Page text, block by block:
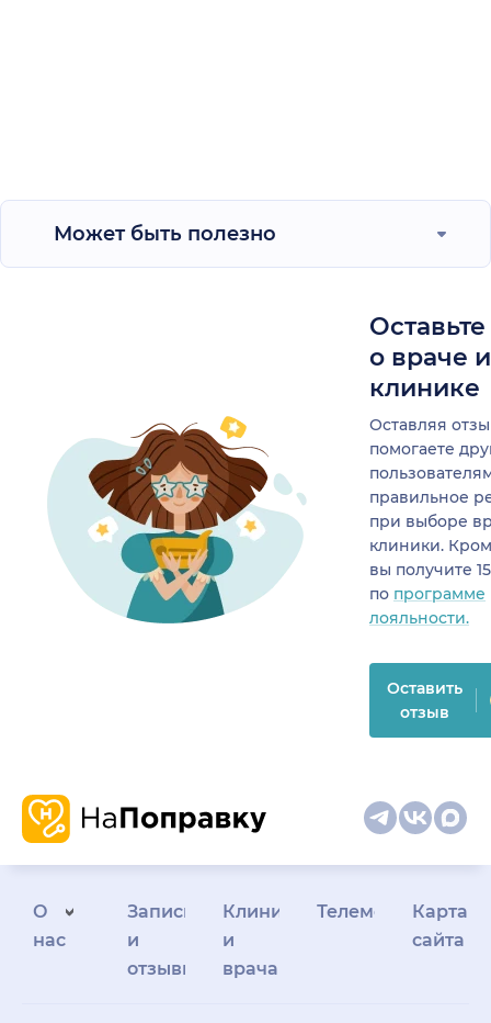
Может быть полезно
о враче
клинике
Оставляя
помогаете
правильное
при выборе
клиники.
вы получите
по программе
лояльности.
Оставить
отзыв
О
нас
Запись
и
отзывы
Клиникам
и
врачам
Телемедицина
Карта
сайта